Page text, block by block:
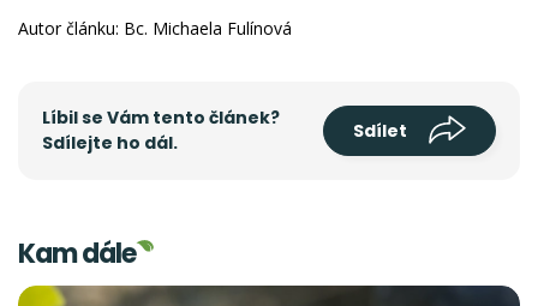
Autor článku: Bc. Michaela Fulínová
Líbil se Vám tento článek?
Sdílejte ho dál.
Sdílet
Kam dále